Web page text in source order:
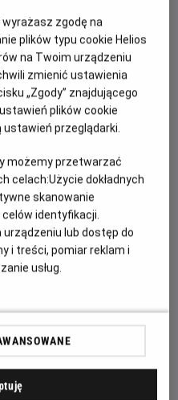
Piejko
hip-hopowy freestyle,
z którymi lepiej
miejsce z czasów
– student
przygotowujący się do
pianista. Jest tu też
pojawia się tu jednak tylko
na zachód Europy, gdzie
wizyta w zupełności
punkt spotkań lokalnej
bar z kebabem.
obcokrajowcami, ale są
zaostrza się. Spirala
nakręcać, a Tymek
wyrażasz zgodę na
plików typu cookie Helios
na Twoim urządzeniu
zmienić ustawienia
„Zgody” znajdującego
plików cookie
przeglądarki.
możemy przetwarzać
celach:Użycie dokładnych
skanowanie
identyfikacji.
lub dostęp do
i treści, pomiar reklam i
usług.